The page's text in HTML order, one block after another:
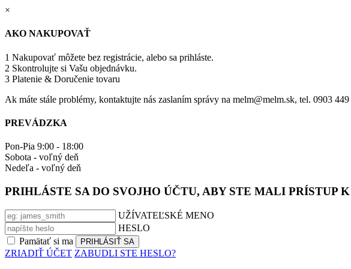
×
AKO NAKUPOVAŤ
1 Nakupovať môžete bez registrácie, alebo sa prihláste.
2 Skontrolujte si Vašu objednávku.
3 Platenie & Doručenie tovaru
Ak máte stále problémy, kontaktujte nás zaslaním správy na melm@melm.sk, tel. 0903
PREVÁDZKA
Pon-Pia 9:00 - 18:00
Sobota - voľný deň
Nedeľa - voľný deň
PRIHLÁSTE SA DO SVOJHO ÚČTU, ABY STE MALI PRÍSTUP
UŽÍVATEĽSKÉ MENO
HESLO
Pamätať si ma
ZRIADIŤ ÚČET ZABUDLI STE HESLO?